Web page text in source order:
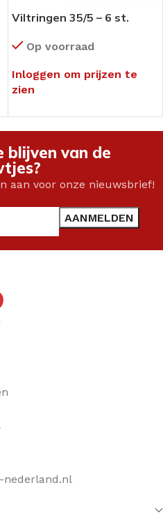
Viltringen 35/5 – 6 st.
Op voorraad
Inloggen om prijzen te
zien
blijven van de
aan voor onze nieuwsbrief!
nederland.nl